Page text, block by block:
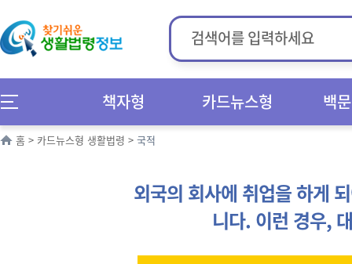
책자형 카드뉴스형 백
홈 > 카드뉴스형 생활법령 > 국적
외국의 회사에 취업을 하게
니다. 이런 경우,